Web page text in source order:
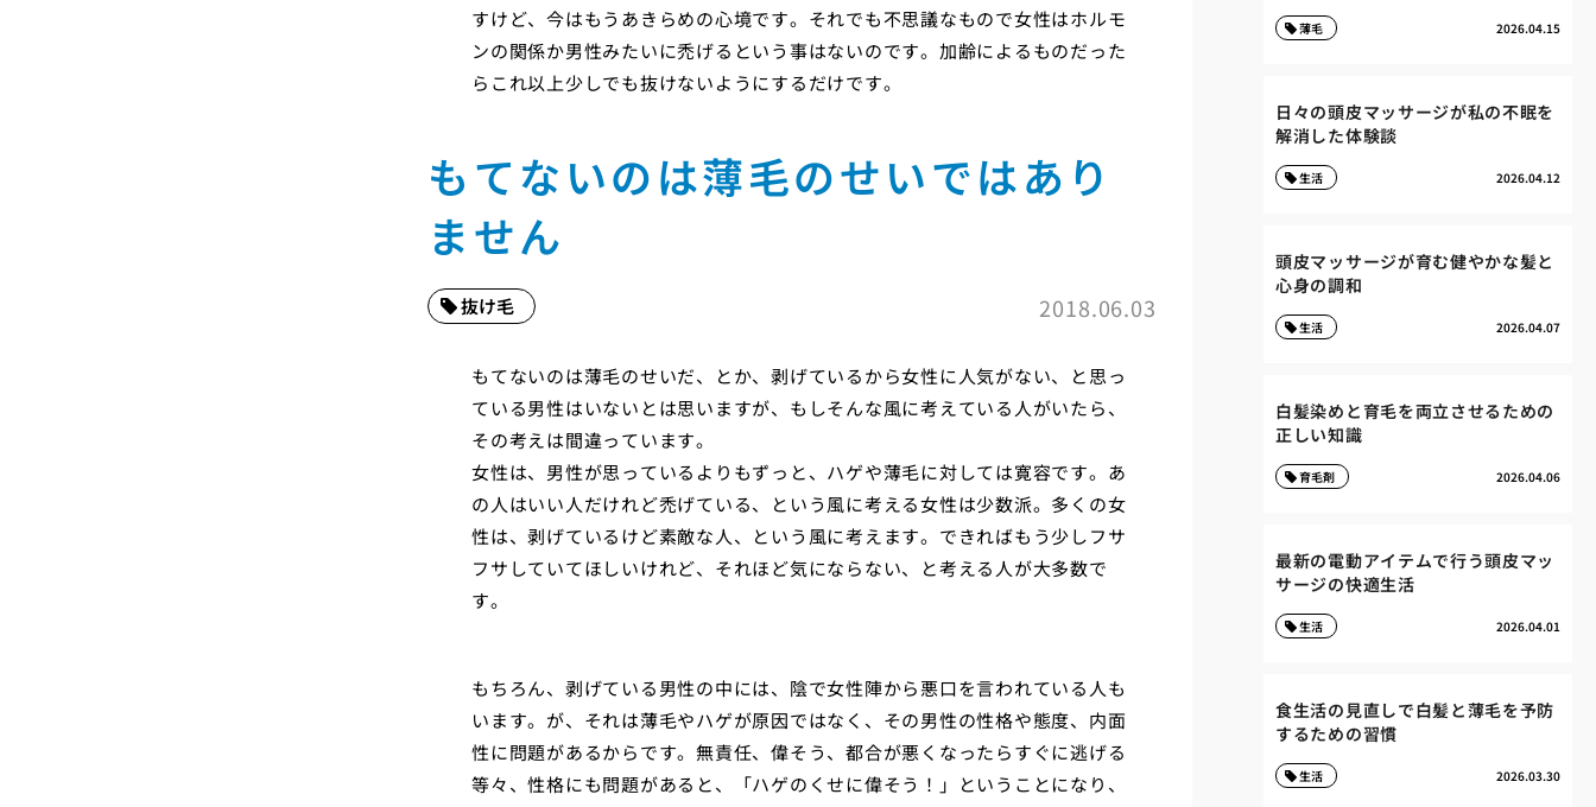
すけど、今はもうあきらめの心境です。それでも不思議なもので女性はホルモ
ンの関係か男性みたいに禿げるという事はないのです。加齢によるものだった
らこれ以上少しでも抜けないようにするだけです。
もてないのは薄毛のせいではあり
ません
2018.06.03
抜け毛
もてないのは薄毛のせいだ、とか、剥げているから女性に人気がない、と思っ
ている男性はいないとは思いますが、もしそんな風に考えている人がいたら、
その考えは間違っています。
女性は、男性が思っているよりもずっと、ハゲや薄毛に対しては寛容です。あ
の人はいい人だけれど禿げている、という風に考える女性は少数派。多くの女
性は、剥げているけど素敵な人、という風に考えます。できればもう少しフサ
フサしていてほしいけれど、それほど気にならない、と考える人が大多数で
す。
もちろん、剥げている男性の中には、陰で女性陣から悪口を言われている人も
います。が、それは薄毛やハゲが原因ではなく、その男性の性格や態度、内面
性に問題があるからです。無責任、偉そう、都合が悪くなったらすぐに逃げる
等々、性格にも問題があると、「ハゲのくせに偉そう！」ということになり、
2026.04.15
薄毛
日々の頭皮マッサージが私の不眠を
解消した体験談
2026.04.12
生活
頭皮マッサージが育む健やかな髪と
心身の調和
2026.04.07
生活
白髪染めと育毛を両立させるための
正しい知識
2026.04.06
育毛剤
最新の電動アイテムで行う頭皮マッ
サージの快適生活
2026.04.01
生活
食生活の見直しで白髪と薄毛を予防
するための習慣
2026.03.30
生活